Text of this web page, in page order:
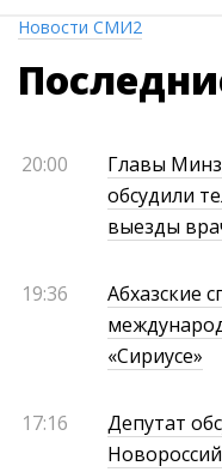
Новости СМИ2
20:00
Главы
обсудили
выезды
19:36
Абхазские
«Сириусе»
17:16
Депутат